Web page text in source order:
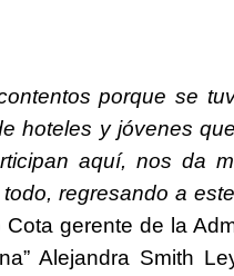
porque se
hoteles y jóvenes
aquí, nos da
regresando a
Cota gerente de la
Alejandra Smith